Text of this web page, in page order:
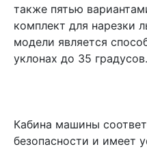
также пятью
комплект для нарезки
модели является
уклонах до 35 градусов.
Кабина машины
безопасности и имеет